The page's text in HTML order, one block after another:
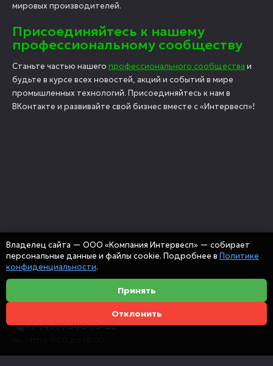
мировых производителей.
Присоединяйтесь к нашему
профессиональному сообществу
Станьте частью нашего профессионального сообщества и
будьте в курсе всех новостей, акций и событий в мире
промышленных технологий. Присоединяйтесь к нам в
ВКонтакте и развивайте свой бизнес вместе с «Интервесп»!
+7 (499) 346-75-22
Владелец сайта — ООО «Компания Интервесп» — собирает
персональные данные и файлы cookie. Подробнее в Политике
конфиденциальности.
Принять
Отклонить